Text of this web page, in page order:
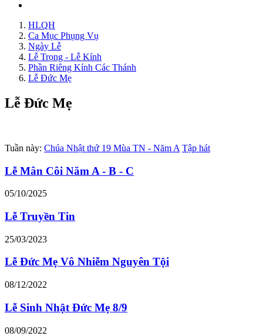
HLQH
Ca Mục Phụng Vụ
Ngày Lễ
Lễ Trọng - Lễ Kính
Phần Riêng Kính Các Thánh
Lễ Đức Mẹ
Lễ Đức Mẹ
Tuần này: Chúa Nhật thứ 19 Mùa TN - Năm A Tập hát
Lễ Mân Côi Năm A - B - C
05/10/2025
Lễ Truyền Tin
25/03/2023
Lễ Đức Mẹ Vô Nhiễm Nguyên Tội
08/12/2022
Lễ Sinh Nhật Đức Mẹ 8/9
08/09/2022